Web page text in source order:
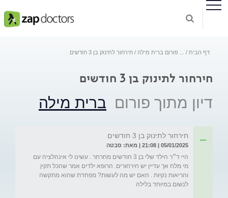
דף הבית פורום ברית מילה חירחור לתינוק בן 3 חודשים
חירחור לתינוק בן 3 חודשים
דיון מתוך פורום ברית מילה
חירחור לתינוק בן 3 חודשים
05/01/2025 | 21:08 | מאת: סבטה
היי ד״ר הילד שלי בן 3 חודשים מחרחר . עשינו לי אינהלציה עם
מי מלח אך עדיין יש חירחורים. הרופא ילדים אמר שהכל תקין
והריאות נקיות . האם יש מה לעשות? מפחדת שהוא מתקשה
לנשום במיוחד בלילה